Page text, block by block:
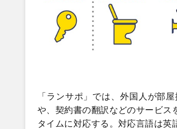
「ランサポ」では、外国人が部
や、契約書の翻訳などのサービス
タイムに対応する。対応言語は